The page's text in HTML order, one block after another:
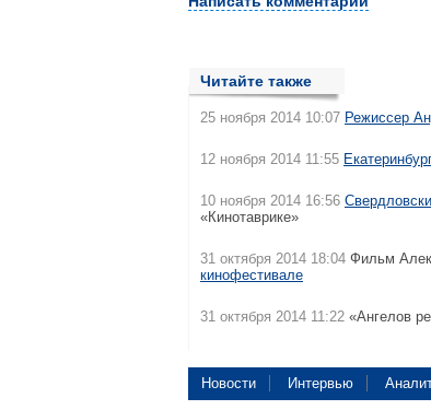
Читайте также
25 ноября 2014 10:07 Режиссер
12 ноября 2014 11:55
10 ноября 2014 16:56
«Кинотаврике»
31 октября 2014 18:04 Фильм
кинофестивале
31 октября 2014 11:22 «Ангелов
Новости Интервью